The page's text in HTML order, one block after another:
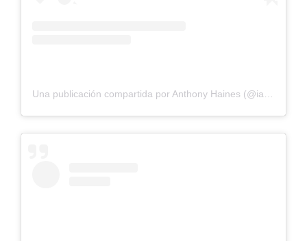
Una publicación compartida por Anthony Haines (@iamtheanthony)